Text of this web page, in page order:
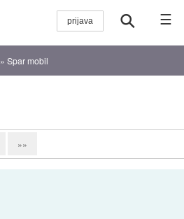
☰
»Spar mobil
»»